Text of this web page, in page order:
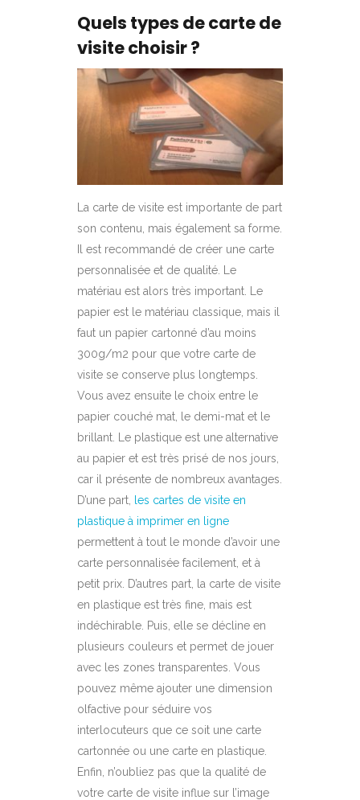
Quels types de carte de
visite choisir ?
La carte de visite est importante de part
son contenu, mais également sa forme.
Il est recommandé de créer une carte
personnalisée et de qualité. Le
matériau est alors très important. Le
papier est le matériau classique, mais il
faut un papier cartonné d’au moins
300g/m2 pour que votre carte de
visite se conserve plus longtemps.
Vous avez ensuite le choix entre le
papier couché mat, le demi-mat et le
brillant. Le plastique est une alternative
au papier et est très prisé de nos jours,
car il présente de nombreux avantages.
D’une part,
les cartes de visite en
plastique à imprimer en ligne
permettent à tout le monde d’avoir une
carte personnalisée facilement, et à
petit prix. D’autres part, la carte de visite
en plastique est très fine, mais est
indéchirable. Puis, elle se décline en
plusieurs couleurs et permet de jouer
avec les zones transparentes. Vous
pouvez même ajouter une dimension
olfactive pour séduire vos
interlocuteurs que ce soit une carte
cartonnée ou une carte en plastique.
Enfin, n’oubliez pas que la qualité de
votre carte de visite influe sur l’image